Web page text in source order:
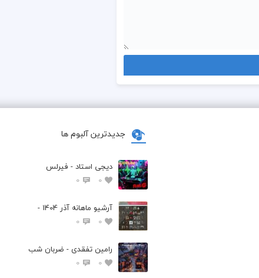
جدیدترین آلبوم ها
دیجی استاد - فیرلس
0
0
آرشیو ماهانه آذر 1404 -
0
0
رامین تفقدی - ضربان شب
0
0